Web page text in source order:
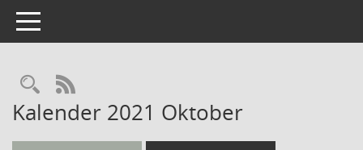
Toggle navigation
Rechercheauswahl
RSS-Feed
Kalender 2021 Oktober